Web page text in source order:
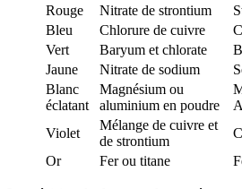
Rouge
Nitrate de strontium
Bleu
Chlorure de cuivre
Vert
Baryum et chlorate
Jaune
Nitrate de sodium
Blanc
éclatant
Magnésium ou
aluminium en poudre
Violet
Mélange de cuivre et
de strontium
Or
Fer ou titane